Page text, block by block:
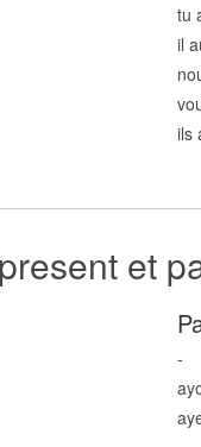
tu
il
ils
et
-